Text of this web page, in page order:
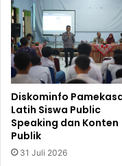
Diskominfo
Latih Siswa Public
Speaking dan Konten
Publik
31 Juli 2026